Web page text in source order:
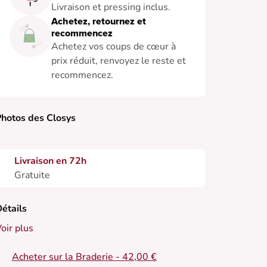
Livraison et pressing inclus.
Achetez, retournez et
recommencez
Achetez vos coups de cœur à
prix réduit, renvoyez le reste et
recommencez.
des Closys
Livraison en 72h
Gratuite
plus
Acheter sur la Braderie - 42,00 €